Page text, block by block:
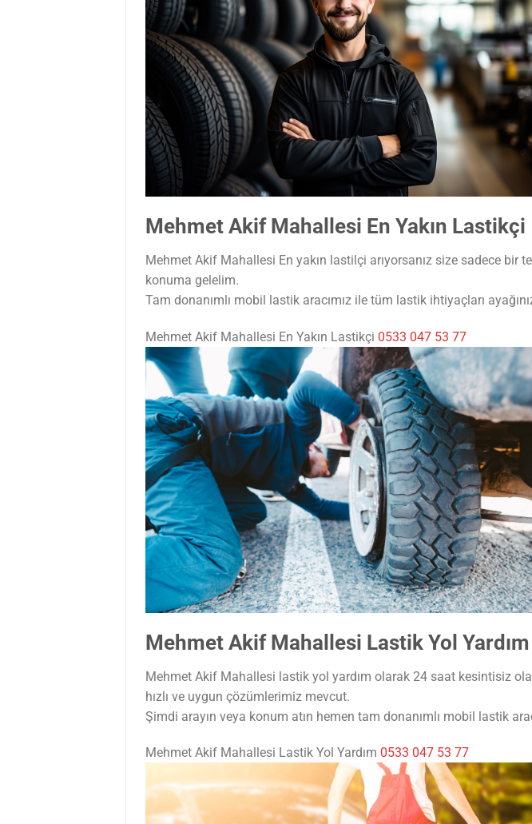
Mehmet Akif Mahallesi En Yakın Lastikçi
Mehmet Akif Mahallesi En yakın lastilçi arıyorsanız size sadece
konuma gelelim.
Tam donanımlı mobil lastik aracımız ile tüm lastik ihtiyaçları
Mehmet Akif Mahallesi En Yakın Lastikçi 0533 047 53 77
Mehmet Akif Mahallesi Lastik Yol Yardım
Mehmet Akif Mahallesi lastik yol yardım olarak 24 saat kesintisiz
hızlı ve uygun çözümlerimiz mevcut.
Şimdi arayın veya konum atın hemen tam donanımlı mobil lastik
Mehmet Akif Mahallesi Lastik Yol Yardım 0533 047 53 77